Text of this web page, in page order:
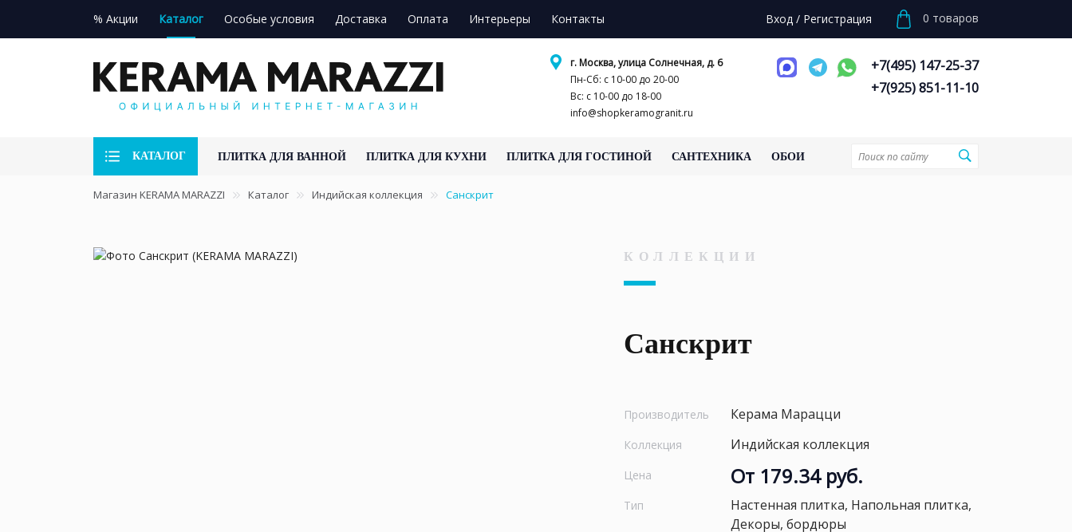
% Акции Каталог Особые условия Доставка Оплата Интерьеры Контакты Вход / Регистрация 0 товаров
г. Москва, улица Солнечная, д. 6
Пн-Сб: с 10-00 до 20-00
Вс: с 10-00 до 18-00
info@shopkeramogranit.ru
+7(495) 147-25-37
+7(925) 851-11-10
КАТАЛОГ ПЛИТКА ДЛЯ ВАННОЙ ПЛИТКА ДЛЯ КУХНИ ПЛИТКА ДЛЯ ГОСТИНОЙ САНТЕХНИКА ОБОИ
Магазин KERAMA MARAZZI Каталог Индийская коллекция Санскрит
КОЛЛЕКЦИИ
Санскрит
Производитель Керама Марацци
Коллекция Индийская коллекция
Цена От 179.34 руб.
Тип
Настенная плитка, Напольная плитка,
Декоры, бордюры